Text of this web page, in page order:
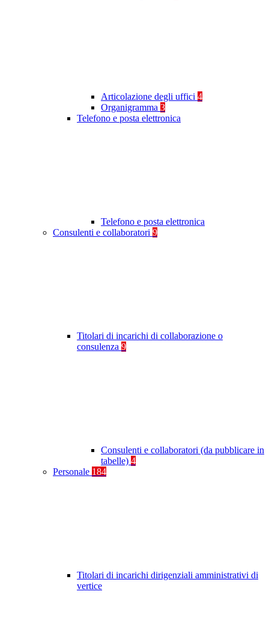
Articolazione degli uffici 4
Organigramma 3
Telefono e posta elettronica
Telefono e posta elettronica
Consulenti e collaboratori 9
Titolari di incarichi di collaborazione o
consulenza 9
Consulenti e collaboratori (da pubblicare in
tabelle) 4
Personale 184
Titolari di incarichi dirigenziali amministrativi di
vertice